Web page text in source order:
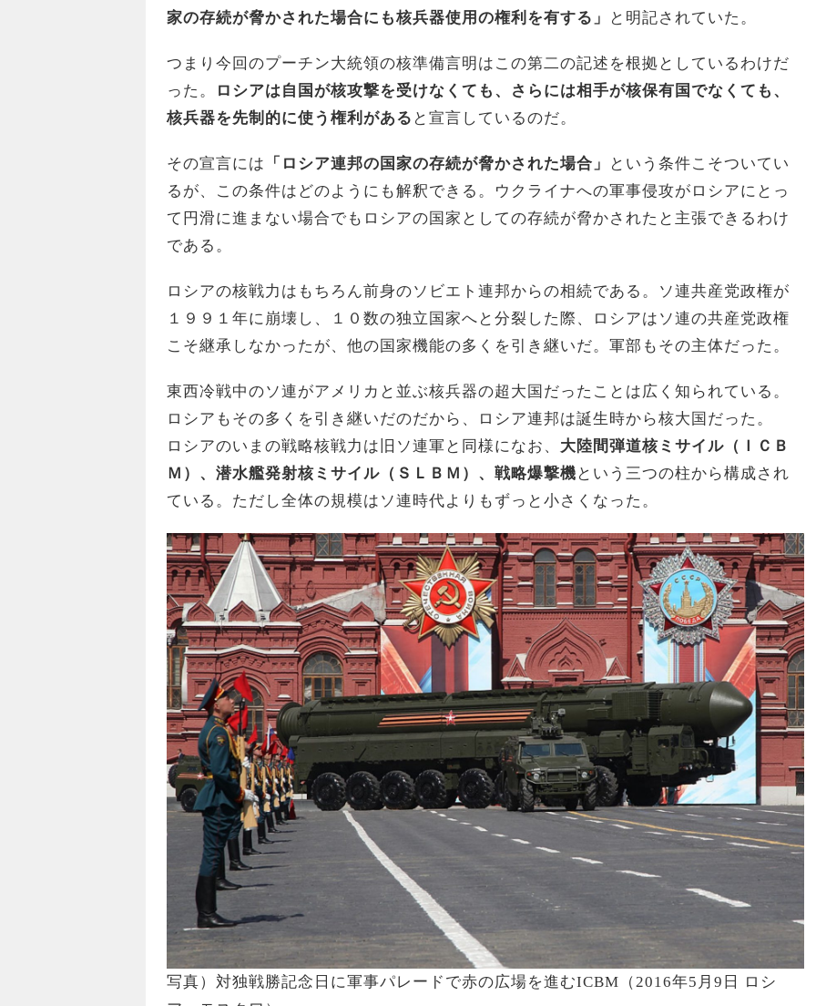
家の存続が脅かされた場合にも核兵器使用の権利を有する」
と明記されていた。
つまり今回のプーチン大統領の核準備言明はこの第二の記述を根拠としているわけだ
った。
ロシアは自国が核攻撃を受けなくても、さらには相手が核保有国でなくても、
核兵器を先制的に使う権利がある と宣言しているのだ。
その宣言には 「ロシア連邦の国家の存続が脅かされた場合」
という条件こそついてい
るが、この条件はどのようにも解釈できる。ウクライナへの軍事侵攻がロシアにとっ
て円滑に進まない場合でもロシアの国家としての存続が脅かされたと主張できるわけ
である。
ロシアの核戦力はもちろん前身のソビエト連邦からの相続である。ソ連共産党政権が
１９９１年に崩壊し、１０数の独立国家へと分裂した際、ロシアはソ連の共産党政権
こそ継承しなかったが、他の国家機能の多くを引き継いだ。軍部もその主体だった。
東西冷戦中のソ連がアメリカと並ぶ核兵器の超大国だったことは広く知られている。
ロシアもその多くを引き継いだのだから、ロシア連邦は誕生時から核大国だった。
ロシアのいまの戦略核戦力は旧ソ連軍と同様になお、 大陸間弾道核ミサイル（ＩＣＢ
Ｍ）、潜水艦発射核ミサイル（ＳＬＢＭ）、戦略爆撃機 という三つの柱から構成され
ている。ただし全体の規模はソ連時代よりもずっと小さくなった。
写真）対独戦勝記念日に軍事パレードで赤の広場を進むICBM（2016年5月9日 ロシ